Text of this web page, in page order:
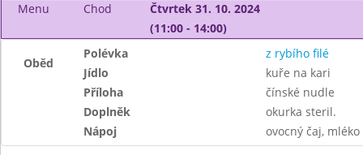
Menu Chod
Čtvrtek 31. 10. 2024
(11:00 - 14:00)
Oběd
Polévka
z rybího filé
Jídlo
kuře na kari
Příloha
čínské nudle
Doplněk
okurka steril.
Nápoj
ovocný čaj, mléko